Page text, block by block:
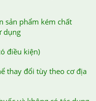
sản phẩm kém chất
dụng
điều kiện)
thay đổi tùy theo cơ địa